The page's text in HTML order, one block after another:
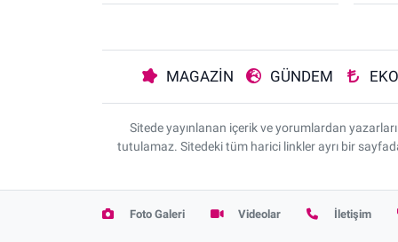
MAGAZİN GÜNDEM
Sitede yayınlanan içerik ve yorumlardan
tutulamaz. Sitedeki tüm harici linkler ayrı bir
Foto Galeri Videolar İletişim